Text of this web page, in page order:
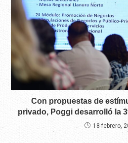
Con propuestas de
privado, Poggi desarrolló la
18 febrero,